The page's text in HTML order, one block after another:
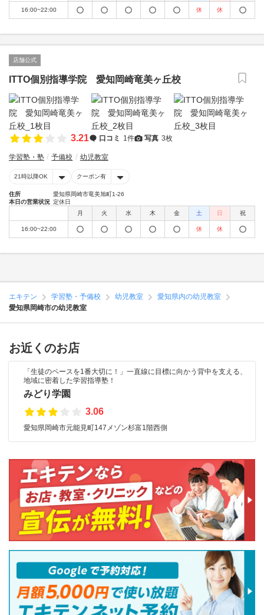
16:00~22:00 休 休
店舗公式
ITTO個別指導学院 愛知岡崎竜美ヶ丘校
3.21 口コミ 1件 写真 3枚
学習塾・塾 予備校 幼児教室
21時以降OK クーポン有
住所
愛知県岡崎市竜美旭町1-26
本日の営業状況 定休日
月
火 水 木 金 土 日 祝
16:00~22:00 休 休
エキテン 学習塾・予備校 幼児教室
愛知県内の幼児教室
愛知県岡崎市の幼児教室
お近くのお店
「生徒のペースを1番大切に！」一直線に目標に向かう背中を支える、
地域に密着した学習指導塾！
みどり学園
3.06
愛知県岡崎市元能見町147メゾン杉富1階西側